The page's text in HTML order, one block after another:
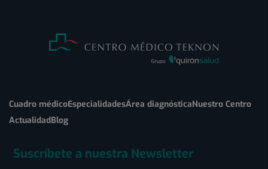
Cuadro médicoEspecialidadesÁrea diagnósticaNuestro Centro
ActualidadBlog
Suscríbete a nuestra Newsletter